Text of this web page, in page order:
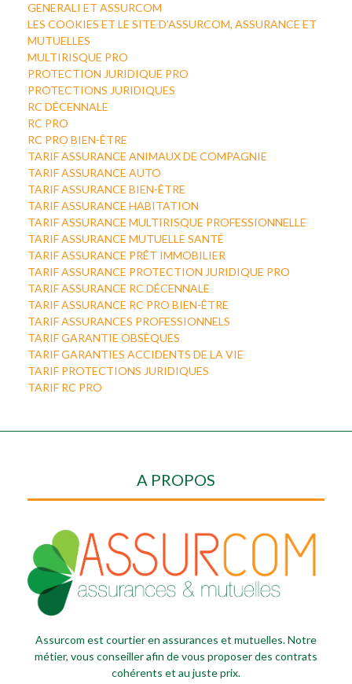
GENERALI ET ASSURCOM
LES COOKIES ET LE SITE D’ASSURCOM, ASSURANCE ET
MUTUELLES
MULTIRISQUE PRO
PROTECTION JURIDIQUE PRO
PROTECTIONS JURIDIQUES
RC DÉCENNALE
RC PRO
RC PRO BIEN-ÊTRE
TARIF ASSURANCE ANIMAUX DE COMPAGNIE
TARIF ASSURANCE AUTO
TARIF ASSURANCE BIEN-ÊTRE
TARIF ASSURANCE HABITATION
TARIF ASSURANCE MULTIRISQUE PROFESSIONNELLE
TARIF ASSURANCE MUTUELLE SANTÉ
TARIF ASSURANCE PRÊT IMMOBILIER
TARIF ASSURANCE PROTECTION JURIDIQUE PRO
TARIF ASSURANCE RC DÉCENNALE
TARIF ASSURANCE RC PRO BIEN-ÊTRE
TARIF ASSURANCES PROFESSIONNELS
TARIF GARANTIE OBSÈQUES
TARIF GARANTIES ACCIDENTS DE LA VIE
TARIF PROTECTIONS JURIDIQUES
TARIF RC PRO
A PROPOS
Assurcom est courtier en assurances et mutuelles. Notre
métier, vous conseiller afin de vous proposer des contrats
cohérents et au juste prix.